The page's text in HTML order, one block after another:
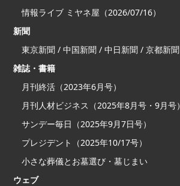
情報ライブ ミヤネ屋（2026/07/16）
新聞
東京新聞 / 中国新聞 / 中日新聞 / 京都新聞
雑誌・書籍
月刊終活（2023年6月号）
月刊人材ビジネス（2025年8月号・9月号）
サンデー毎日（2025年9月7日号）
プレジデント（2025年10/17号）
小さな葬儀とお墓選び・墓じまい
ウェブ